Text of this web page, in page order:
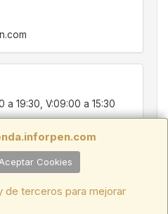
Aceptar Cookies
de terceros para mejorar
a 19:30, V:09:00 a 15:30
- Dos Hermanas, SEVILLA,
de 09:00 a 14:00 y de 16:30 a